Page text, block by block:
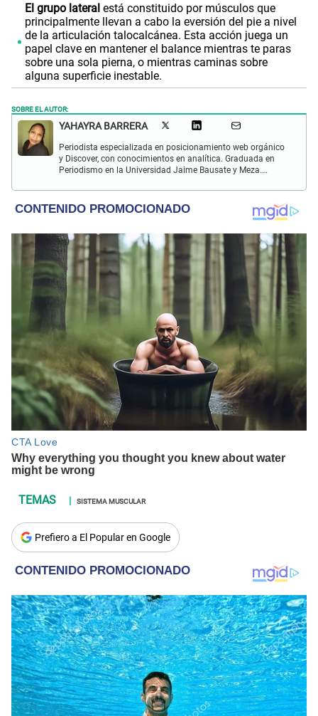
El grupo lateral está constituido por músculos que
principalmente llevan a cabo la eversión del pie a nivel
de la articulación talocalcánea. Esta acción juega un
papel clave en mantener el balance mientras te paras
sobre una sola pierna, o mientras caminas sobre
alguna superficie inestable.
SOBRE EL AUTOR:
YAHAYRA BARRERA
Periodista especializada en posicionamiento web orgánico
y Discover, con conocimientos en analítica. Graduada en
Periodismo en la Universidad Jaime Bausate y Meza.
relacionadas a las tendencias y noticias de última hora.
SISTEMA MUSCULAR
Prefiero a El Popular en Google